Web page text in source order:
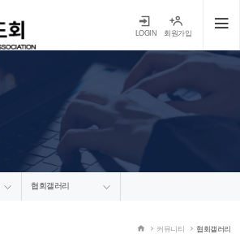
LOGIN 회원가입
협회갤러리
커뮤니티 협회갤러리